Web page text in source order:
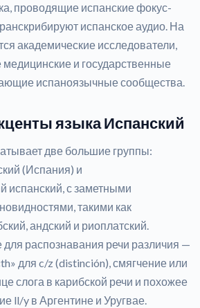
проводящие испанские фокус-
испанское аудио. На
академические исследователи,
медицинские и государственные
испаноязычные сообщества.
языка Испанский
две большие группы:
(Испания) и
испанский, с заметными
такими как
андский и риоплатский.
распознавания речи различия —
для c/z (distinción), смягчение или
слога в карибской речи и похожее
ll/y в Аргентине и Уругвае.